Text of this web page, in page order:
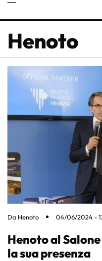
Henoto
Da Henoto 04/06/2024 -
Henoto al
la sua presenza